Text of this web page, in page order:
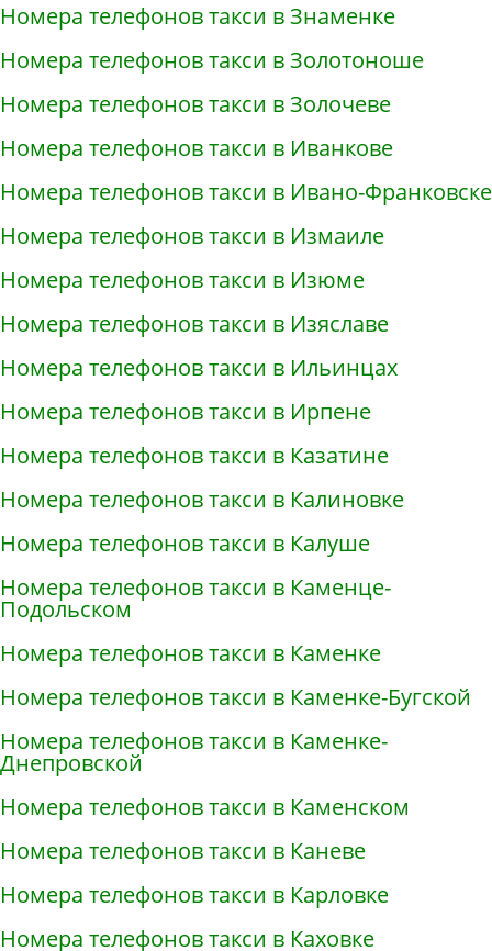
Номера телефонов такси в Знаменке
Номера телефонов такси в Золотоноше
Номера телефонов такси в Золочеве
Номера телефонов такси в Иванкове
Номера телефонов такси в Ивано-Франковске
Номера телефонов такси в Измаиле
Номера телефонов такси в Изюме
Номера телефонов такси в Изяславе
Номера телефонов такси в Ильинцах
Номера телефонов такси в Ирпене
Номера телефонов такси в Казатине
Номера телефонов такси в Калиновке
Номера телефонов такси в Калуше
Номера телефонов такси в Каменце-
Подольском
Номера телефонов такси в Каменке
Номера телефонов такси в Каменке-Бугской
Номера телефонов такси в Каменке-
Днепровской
Номера телефонов такси в Каменском
Номера телефонов такси в Каневе
Номера телефонов такси в Карловке
Номера телефонов такси в Каховке